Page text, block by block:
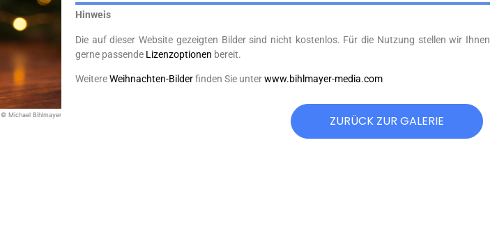
© Michael Bihlmayer
Hinweis
Die auf dieser Website gezeigten Bilder sind nicht kostenlos. Für die Nutzung stellen wir Ihnen
gerne passende Lizenzoptionen bereit.
WeitereWeihnachten-Bilderfinden Sie unterwww.bihlmayer-media.com
ZURÜCK ZUR GALERIE